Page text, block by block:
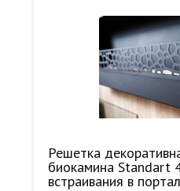
Решетка
биокамина Standart
встраивания в портал